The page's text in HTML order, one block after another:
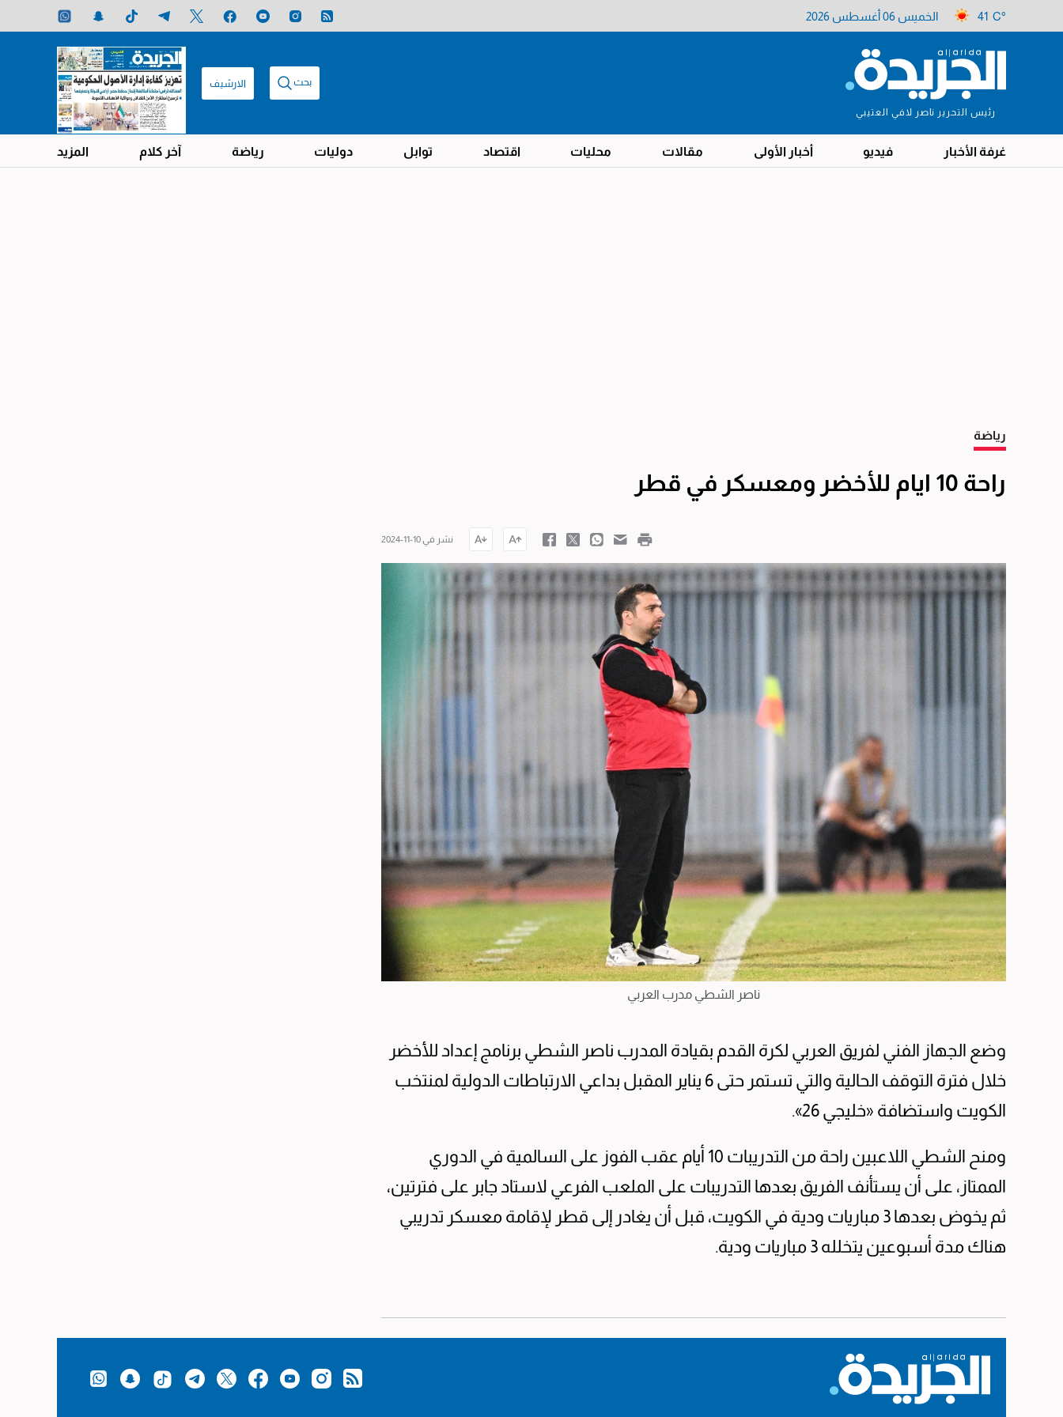
41 C° الخميس 06 أغسطس 2026
رئيس التحرير ناصر لافي العتيبي
بحث الارشيف
غرفة الأخبار فيديو أخبار الأولى مقالات محليات اقتصاد توابل دوليات رياضة آخر كلام المزيد
رياضة
راحة 10 ايام للأخضر ومعسكر في قطر
نشر في 10-11-2024
ناصر الشطي مدرب العربي
وضع الجهاز الفني لفريق العربي لكرة القدم بقيادة المدرب ناصر الشطي برنامج إعداد للأخضر
خلال فترة التوقف الحالية والتي تستمر حتى 6 يناير المقبل بداعي الارتباطات الدولية لمنتخب
الكويت واستضافة «خليجي 26».
ومنح الشطي اللاعبين راحة من التدريبات 10 أيام عقب الفوز على السالمية في الدوري
الممتاز، على أن يستأنف الفريق بعدها التدريبات على الملعب الفرعي لاستاد جابر على فترتين،
ثم يخوض بعدها 3 مباريات ودية في الكويت، قبل أن يغادر إلى قطر لإقامة معسكر تدريبي
هناك مدة أسبوعين يتخلله 3 مباريات ودية.